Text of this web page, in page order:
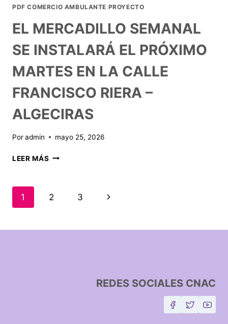
PDF COMERCIO AMBULANTE PROYECTO
EL MERCADILLO SEMANAL
SE INSTALARÁ EL PRÓXIMO
MARTES EN LA CALLE
FRANCISCO RIERA –
ALGECIRAS
Poradmin mayo 25, 2026
LEER MÁS
1 2 3
REDES SOCIALES CNAC